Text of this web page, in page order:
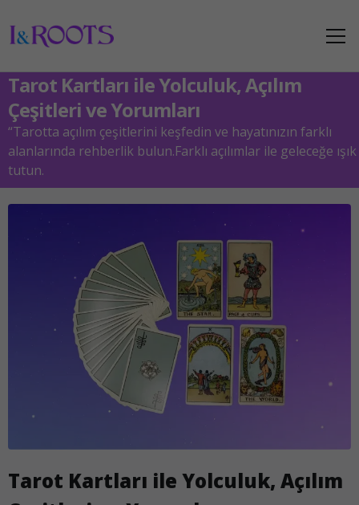
Tarot Kartları ile Yolculuk, Açılım
Çeşitleri ve Yorumları
“Tarotta açılım çeşitlerini keşfedin ve hayatınızın farklı
alanlarında rehberlik bulun.Farklı açılımlar ile geleceğe ışık
tutun.
Tarot Kartları ile Yolculuk, Açılım